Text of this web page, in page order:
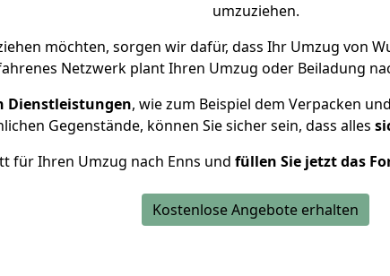
umzuziehen.
möchten, sorgen wir dafür, dass Ihr Umzug von
Netzwerk plant Ihren Umzug oder Beiladung
Dienstleistungen, wie zum Beispiel dem Verpacken
Gegenstände, können Sie sicher sein, dass alles
für Ihren Umzug nach Enns und füllen Sie jetzt das
Kostenlose Angebote erhalten